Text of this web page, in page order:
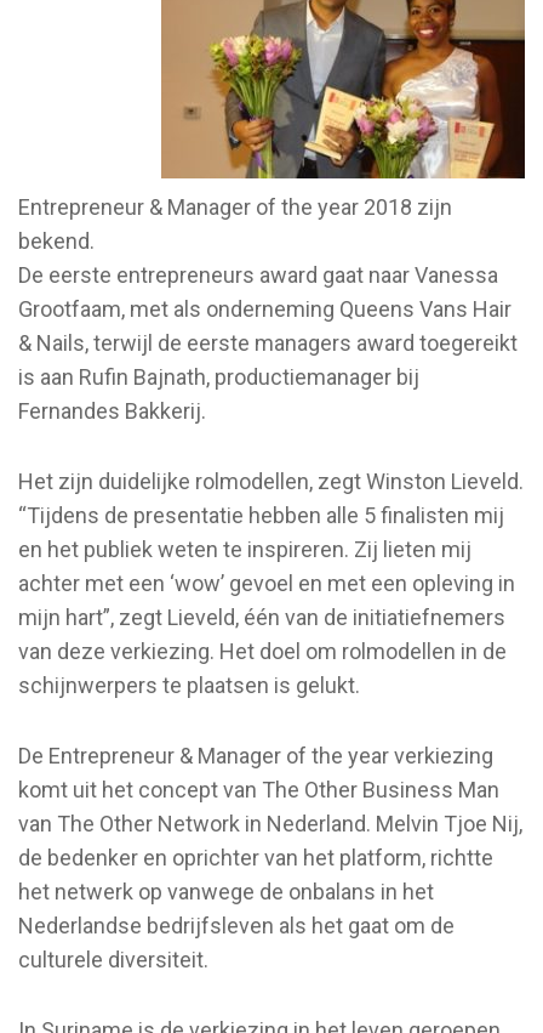
Entrepreneur & Manager of the year 2018 zijn
bekend.
De eerste entrepreneurs award gaat naar Vanessa
Grootfaam, met als onderneming Queens Vans Hair
& Nails, terwijl de eerste managers award toegereikt
is aan Rufin Bajnath, productiemanager bij
Fernandes Bakkerij.
Het zijn duidelijke rolmodellen, zegt Winston Lieveld.
“Tijdens de presentatie hebben alle 5 finalisten mij
en het publiek weten te inspireren. Zij lieten mij
achter met een ‘wow’ gevoel en met een opleving in
mijn hart”, zegt Lieveld, één van de initiatiefnemers
van deze verkiezing. Het doel om rolmodellen in de
schijnwerpers te plaatsen is gelukt.
De Entrepreneur & Manager of the year verkiezing
komt uit het concept van The Other Business Man
van The Other Network in Nederland. Melvin Tjoe Nij,
de bedenker en oprichter van het platform, richtte
het netwerk op vanwege de onbalans in het
Nederlandse bedrijfsleven als het gaat om de
culturele diversiteit.